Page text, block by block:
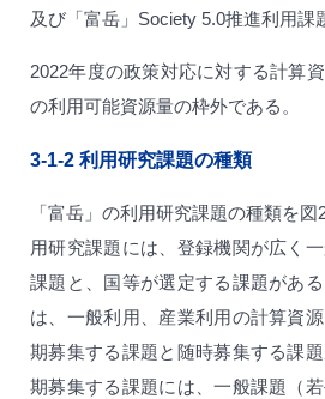
及び「富岳」Society 5.0推進利用課
2022年度の政策対応に対する計算
の利用可能資源量の枠外である。
3-1-2 利用研究課題の種類
「富岳」の利用研究課題の種類を
用研究課題には、登録機関が広く
課題と、国等が選定する課題があ
は、一般利用、産業利用の計算資
期募集する課題と随時募集する課
期募集する課題には、一般課題（